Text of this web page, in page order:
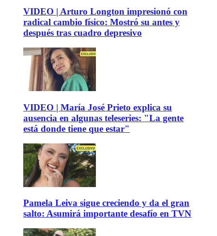
VIDEO | Arturo Longton impresionó con
radical cambio físico: Mostró su antes y
después tras cuadro depresivo
VIDEO | María José Prieto explica su
ausencia en algunas teleseries: "La gente
está donde tiene que estar"
Pamela Leiva sigue creciendo y da el gran
salto: Asumirá importante desafío en TVN